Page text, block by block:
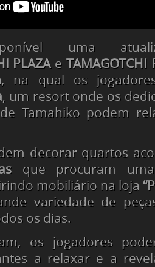
uma
PLAZAe
, na qual os
, um resort onde os
Tamahiko podem
decorar quartos
que procuram
mobiliário na loja
variedade de
os dias.
os jogadores
a relaxar e a